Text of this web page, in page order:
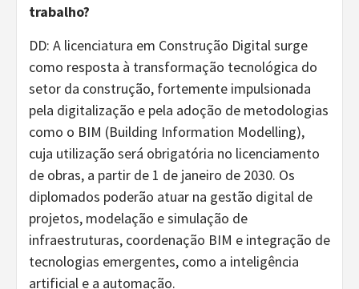
trabalho?
DD: A licenciatura em Construção Digital surge
como resposta à transformação tecnológica do
setor da construção, fortemente impulsionada
pela digitalização e pela adoção de metodologias
como o BIM (Building Information Modelling),
cuja utilização será obrigatória no licenciamento
de obras, a partir de 1 de janeiro de 2030. Os
diplomados poderão atuar na gestão digital de
projetos, modelação e simulação de
infraestruturas, coordenação BIM e integração de
tecnologias emergentes, como a inteligência
artificial e a automação.